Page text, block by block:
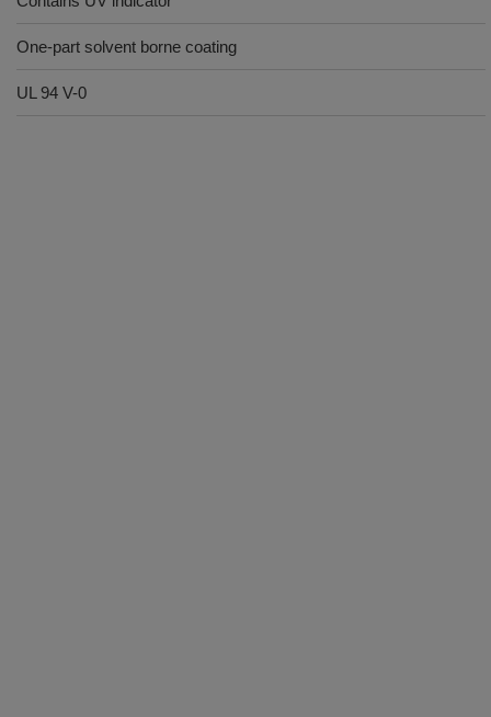
One-part solvent borne coating
UL 94 V-0